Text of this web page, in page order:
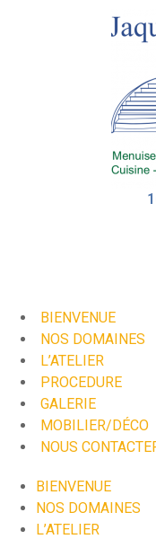
BIENVENUE
NOS DOMAINES
L’ATELIER
PROCEDURE
GALERIE
MOBILIER/DÉCO
NOUS
BIENVENUE
NOS DOMAINES
L’ATELIER